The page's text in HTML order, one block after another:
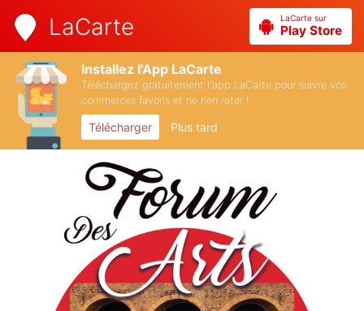
LaCarte LaCarte sur
Play Store
Installez l'App LaCarte
Téléchargez gratuitement l'app LaCarte pour suivre vos
commerces favoris et ne rien rater !
Télécharger Plus tard